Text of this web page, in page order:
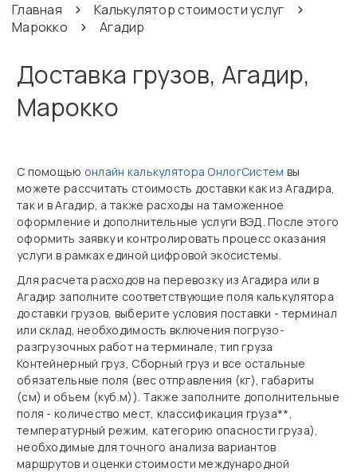
Главная
Калькулятор стоимости услуг
Марокко
Агадир
Доставка грузов, Агадир,
Марокко
С помощью онлайн калькулятора ОнлогСистем вы
можете рассчитать стоимость доставки как из Агадира,
так и в Агадир, а также расходы на таможенное
оформление и дополнительные услуги ВЭД. После этого
оформить заявку и контролировать процесс оказания
услуги в рамках единой цифровой экосистемы.
Для расчета расходов на перевозку из Агадира или в
Агадир заполните соответствующие поля калькулятора
доставки грузов, выберите условия поставки - терминал
или склад, необходимость включения погрузо-
разгрузочных работ на терминале, тип груза
Контейнерный груз, Сборный груз и все остальные
обязательные поля (вес отправления (кг), габариты
(см) и объем (куб.м)). Также заполните дополнительные
поля - количество мест, классификация груза**,
температурный режим, категорию опасности груза),
необходимые для точного анализа вариантов
маршрутов и оценки стоимости международной